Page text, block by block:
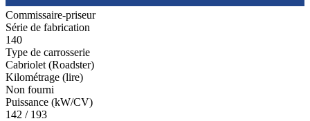
Commissaire-priseur
Série de fabrication
140
Type de carrosserie
Cabriolet (Roadster)
Kilométrage (lire)
Non fourni
Puissance (kW/CV)
142 / 193